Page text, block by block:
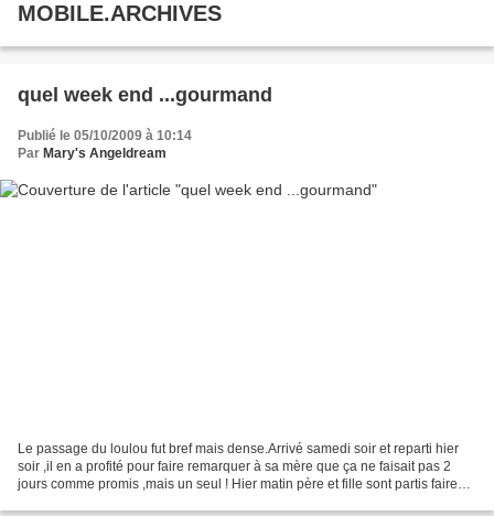
MOBILE.ARCHIVES
quel week end ...gourmand
Publié le 05/10/2009 à 10:14
Par Mary's Angeldream
Le passage du loulou fut bref mais dense.Arrivé samedi soir et reparti hier
soir ,il en a profité pour faire remarquer à sa mère que ça ne faisait pas 2
jours comme promis ,mais un seul ! Hier matin père et fille sont partis faire